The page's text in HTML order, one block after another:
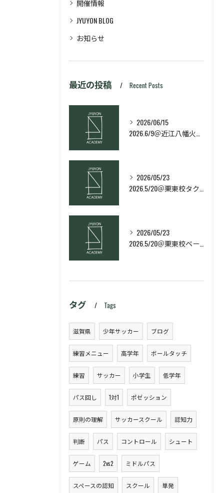
開催情報
JYUYON BLOG
お知らせ
最近の投稿 Recent Posts
2026/06/15
2026/05/23
2026/05/23
タグ Tags
滋賀県 少年サッカー ブログ
練習メニュー 高学年 ボールタッチ
練習 サッカー 小学生 低学年
パス回し 1対1 ポゼッション
原則の理解 サッカースクール 認知力
判断 パス コントロール シュート
ゲーム 2vs2 ミドルパス
スペースの認知 スクール 単発